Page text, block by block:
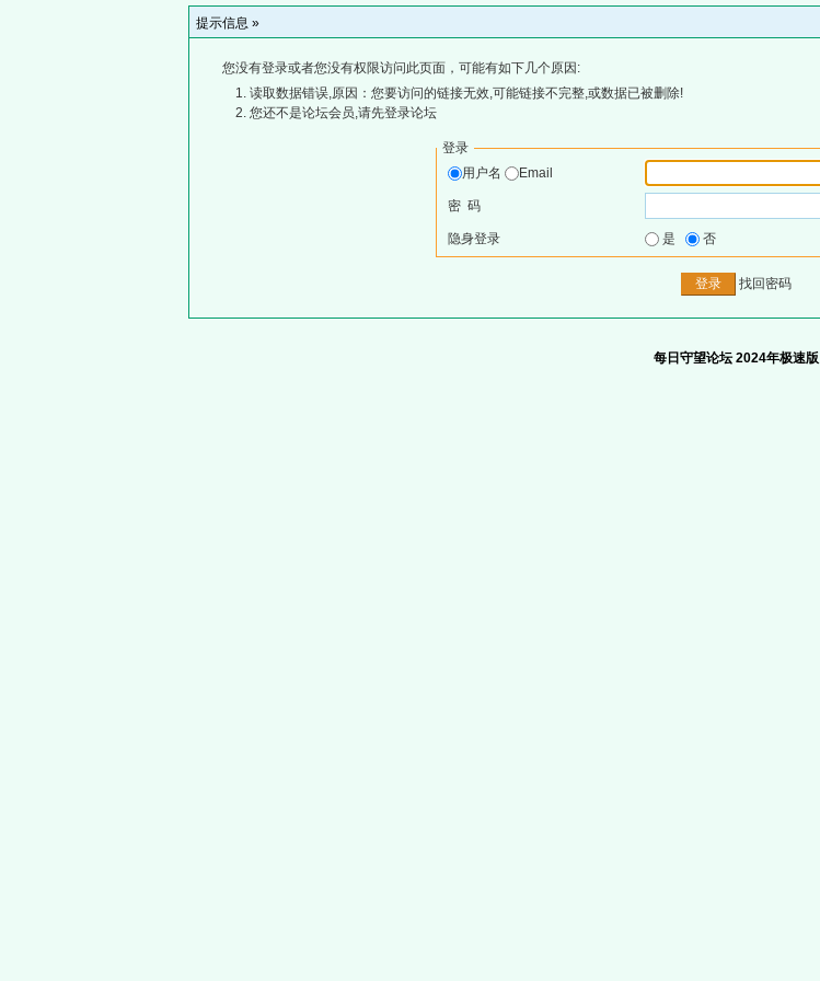
提示信息 »
您没有登录或者您没有权限访问此页面，可能有如下几个原因:
读取数据错误,原因：您要访问的链接无效,可能链接不完整,或数据已被删除!
您还不是论坛会员,请先登录论坛
登录
用户名
Email
密 码
隐身登录 是 否
找回密码
每日守望论坛 2024年极速版